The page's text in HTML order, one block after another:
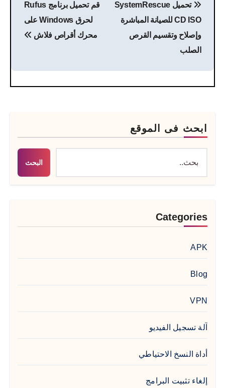
المقالات
تحميل SystemRescue
CD ISO للصيانة المباشرة
وإصلاح وتقسيم القرص
الصلب
قم تحميل برنامج Rufus
لحرق Windows على
محرك أقراص فلاش
ابحث فى الموقع
البحث
Categories
APK
Blog
VPN
آلة تسجيل الفيديو
أداة النسخ الاحتياطي
إلغاء تثبيت البرامج